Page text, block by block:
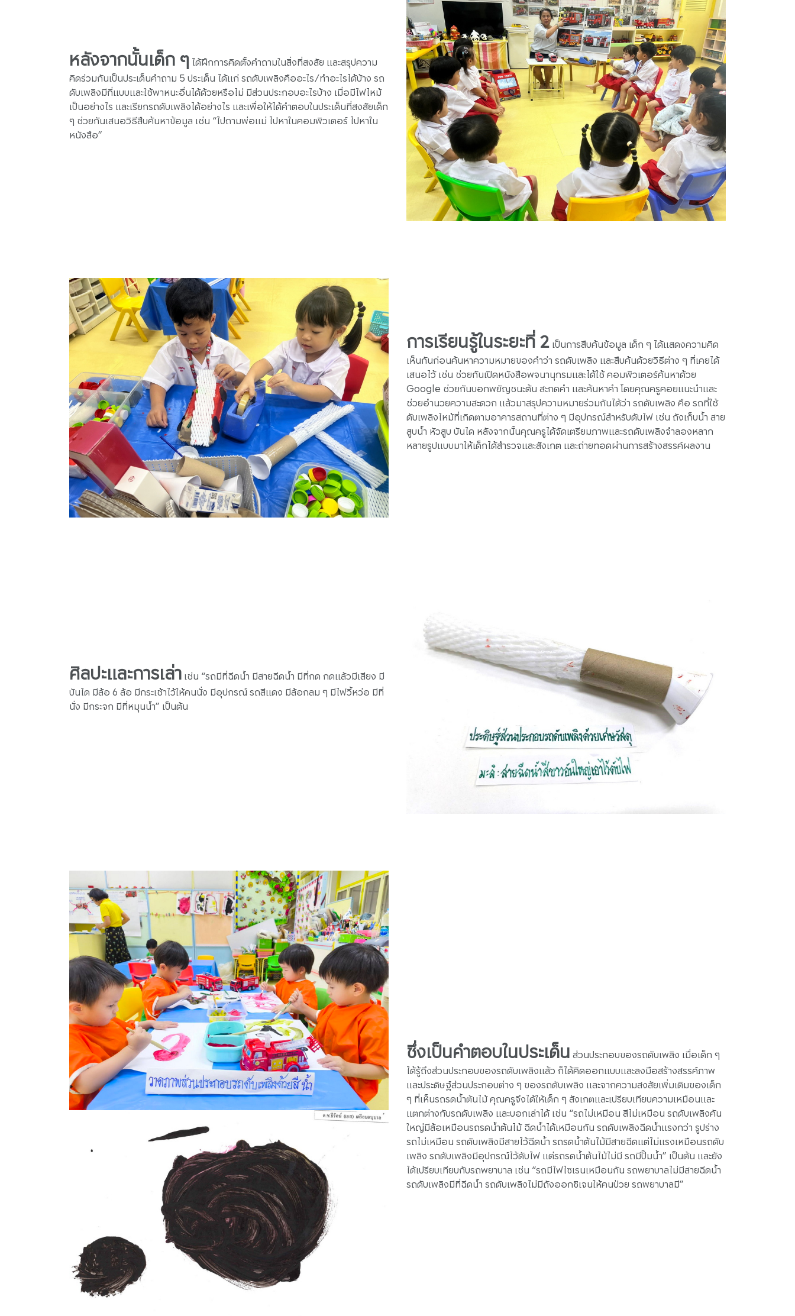
หลังจากนั้นเด็ก ๆได้ฝึกการคิดตั้งคำถามในสิ่งที่สงสัย และสรุปความ
คิดร่วมกันเป็นประเด็นคำถาม 5 ประเด็น ได้แก่ รถดับเพลิงคืออะไร/ทำอะไรได้บ้าง รถ
ดับเพลิงมีกี่แบบและใช้พาหนะอื่นได้ด้วยหรือไม่ มีส่วนประกอบอะไรบ้าง เมื่อมีไฟไหม้
เป็นอย่างไร และเรียกรถดับเพลิงได้อย่างไร และเพื่อให้ได้คำตอบในประเด็นที่สงสัยเด็ก
ๆ ช่วยกันเสนอวิธีสืบค้นหาข้อมูล เช่น “ไปถามพ่อแม่ ไปหาในคอมพิวเตอร์ ไปหาใน
หนังสือ”
การเรียนรู้ในระยะที่ 2เป็นการสืบค้นข้อมูล เด็ก ๆ ได้แสดงความคิด
เห็นกันก่อนค้นหาความหมายของคำว่า รถดับเพลิง และสืบค้นด้วยวิธีต่าง ๆ ที่เคยได้
เสนอไว้ เช่น ช่วยกันเปิดหนังสือพจนานุกรมและได้ใช้ คอมพิวเตอร์ค้นหาด้วย
Google ช่วยกันบอกพยัญชนะต้น สะกดคำ และค้นหาคำ โดยคุณครูคอยแนะนำและ
ช่วยอำนวยความสะดวก แล้วมาสรุปความหมายร่วมกันได้ว่า รถดับเพลิง คือ รถที่ใช้
ดับเพลิงไหม้ที่เกิดตามอาคารสถานที่ต่าง ๆ มีอุปกรณ์สำหรับดับไฟ เช่น ถังเก็บน้ำ สาย
สูบน้ำ หัวสูบ บันได หลังจากนั้นคุณครูได้จัดเตรียมภาพและรถดับเพลิงจำลองหลาก
หลายรูปแบบมาให้เด็กได้สำรวจและสังเกต และถ่ายทอดผ่านการสร้างสรรค์ผลงาน
ศิลปะและการเล่าเช่น “รถมีที่ฉีดน้ำ มีสายฉีดน้ำ มีที่กด กดแล้วมีเสียง มี
บันได มีล้อ 6 ล้อ มีกระเช้าไว้ให้คนนั่ง มีอุปกรณ์ รถสีแดง มีล้อกลม ๆ มีไฟวี้หว่อ มีที่
นั่ง มีกระจก มีที่หมุนน้ำ” เป็นต้น
ซึ่งเป็นคำตอบในประเด็นส่วนประกอบของรถดับเพลิง เมื่อเด็ก ๆ
ได้รู้ถึงส่วนประกอบของรถดับเพลิงแล้ว ก็ได้คิดออกแบบและลงมือสร้างสรรค์ภาพ
และประดิษฐ์ส่วนประกอบต่าง ๆ ของรถดับเพลิง และจากความสงสัยเพิ่มเติมของเด็ก
ๆ ที่เห็นรถรดน้ำต้นไม้ คุณครูจึงได้ให้เด็ก ๆ สังเกตและเปรียบเทียบความเหมือนและ
แตกต่างกับรถดับเพลิง และบอกเล่าได้ เช่น “รถไม่เหมือน สีไม่เหมือน รถดับเพลิงคัน
ใหญ่มีล้อเหมือนรถรดน้ำต้นไม้ ฉีดน้ำได้เหมือนกัน รถดับเพลิงฉีดน้ำแรงกว่า รูปร่าง
รถไม่เหมือน รถดับเพลิงมีสายไว้ฉีดน้ำ รถรดน้ำต้นไม้มีสายฉีดแต่ไม่แรงเหมือนรถดับ
เพลิง รถดับเพลิงมีอุปกรณ์ไว้ดับไฟ แต่รถรดน้ำต้นไม้ไม่มี รถมีปั๊มน้ำ” เป็นต้น และยัง
ได้เปรียบเทียบกับรถพยาบาล เช่น “รถมีไฟไซเรนเหมือนกัน รถพยาบาลไม่มีสายฉีดน้ำ
รถดับเพลิงมีที่ฉีดน้ำ รถดับเพลิงไม่มีถังออกซิเจนให้คนป่วย รถพยาบาลมี”